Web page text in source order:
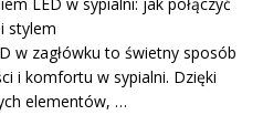
stylem
w zagłówku to świetny sposób
i komfortu w sypialni. Dzięki
elementów, …